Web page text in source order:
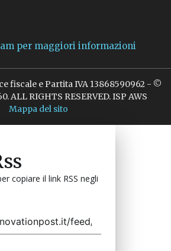
per maggiori informazioni
fiscale e Partita IVA 13868590962 - ©
ALL RIGHTS RESERVED. ISP AWS
Mappa del sito
copiare il link RSS negli